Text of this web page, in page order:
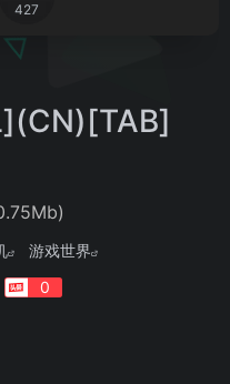
427
游戏世界
0